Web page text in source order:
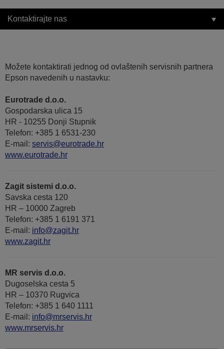
Kontaktirajte nas
Možete kontaktirati jednog od ovlaštenih servisnih partnera
Epson navedenih u nastavku:
Eurotrade d.o.o.
Gospodarska ulica 15
HR - 10255 Donji Stupnik
Telefon: +385 1 6531-230
E-mail: servis@eurotrade.hr
www.eurotrade.hr
Zagit sistemi d.o.o.
Savska cesta 120
HR – 10000 Zagreb
Telefon: +385 1 6191 371
E-mail: info@zagit.hr
www.zagit.hr
MR servis d.o.o.
Dugoselska cesta 5
HR – 10370 Rugvica
Telefon: +385 1 640 1111
Е-mail: info@mrservis.hr
www.mrservis.hr